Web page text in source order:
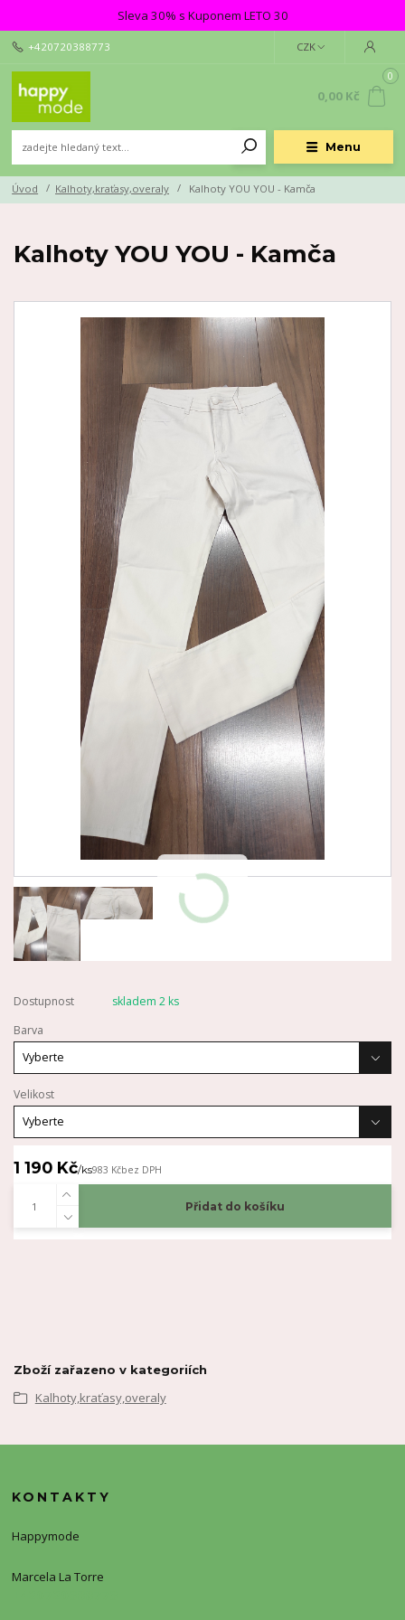
Sleva 30% s Kuponem LETO 30
Menu
CZK
+420720388773
0
0,00 Kč
Úvod Kalhoty,kraťasy,overaly Kalhoty YOU YOU - Kamča
Kalhoty YOU YOU - Kamča
Dostupnost
skladem 2 ks
Barva
Velikost
1 190 Kč/ks983 Kčbez DPH
Přidat do košíku
Zboží zařazeno v kategoriích
Kalhoty,kraťasy,overaly
KONTAKTY
Happymode
Marcela La Torre